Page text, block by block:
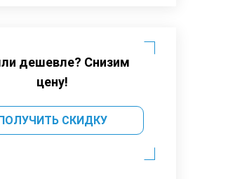
дешевле? Снизим
цену!
СКИДКУ